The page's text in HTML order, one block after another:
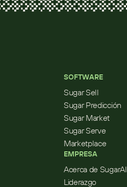
SOFTWARE
Sugar Sell
Sugar Predicción
Sugar Market
Sugar Serve
Marketplace
EMPRESA
Acerca de SugarAI
Liderazgo